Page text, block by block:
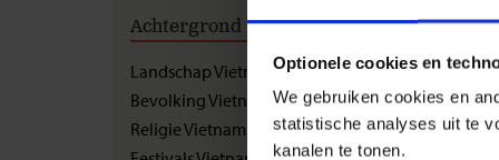
Optionele cookies en
We gebruiken cookies en
statistische analyses uit te
kanalen te tonen.
Achtergrond informatie
Landschap Vietnam
Bevolking Vietnam
Religie Vietnam
de